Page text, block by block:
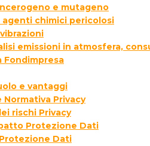
e mutageno
chimici pericolosi
emissioni in atmosfera,
Fondimpresa
e vantaggi
Normativa Privacy
rischi Privacy
Protezione Dati
Dati